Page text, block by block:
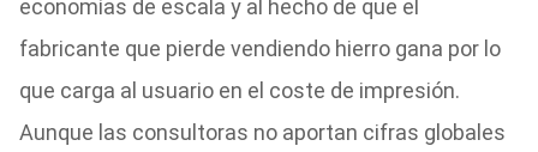
economías de escala y al hecho de que el
fabricante que pierde vendiendo hierro gana por lo
que carga al usuario en el coste de impresión.
Aunque las consultoras no aportan cifras globales